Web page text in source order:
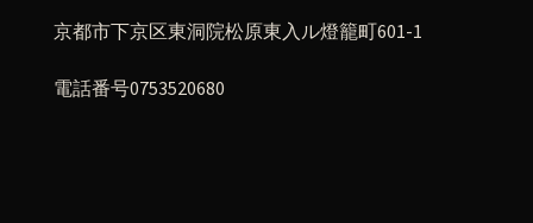
京都市下京区東洞院松原東入ル燈籠町601-1
電話番号0753520680